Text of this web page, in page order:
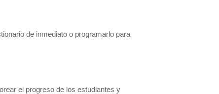
de inmediato o programarlo para
el progreso de los estudiantes y